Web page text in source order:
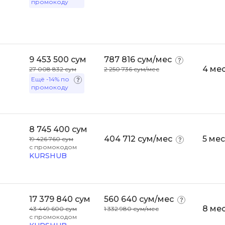
промокоду
9 453 500 сум
27 008 832 сум
Ещё -14% по
промокоду
787 816 сум/мес
2 250 736 сум/мес 4
8 745 400 сум
19 426 760 сум
с промокодом
KURSHUB
404 712 сум/мес 5
17 379 840 сум
43 449 600 сум
с промокодом
560 640 сум/мес
1 332 980 сум/мес 8
CI/CD
CentOS
ClickHouse
D
Dart
DevOps
QGIS
Qt Creator
RabbitMQ
Ruby
S
SRE